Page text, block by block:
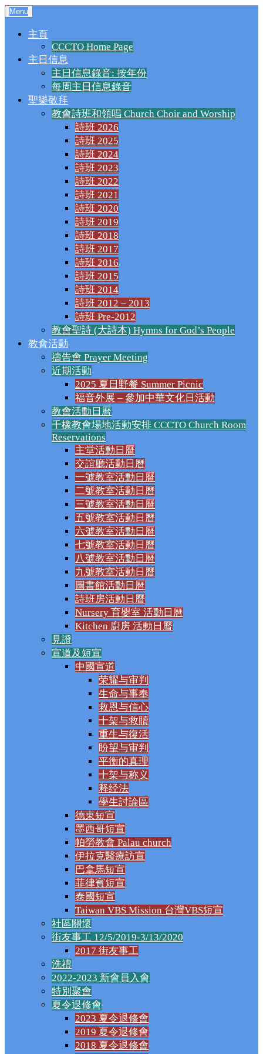
Menu
主頁
CCCTO Home Page
主日信息
主日信息錄音: 按年份
每周主日信息錄音
聖樂敬拜
教會詩班和領唱 Church Choir and Worship
詩班 2026
詩班 2025
詩班 2024
詩班 2023
詩班 2022
詩班 2021
詩班 2020
詩班 2019
詩班 2018
詩班 2017
詩班 2016
詩班 2015
詩班 2014
詩班 2012 – 2013
詩班 Pre-2012
教會聖詩 (大詩本) Hymns for God’s People
教會活動
禱告會 Prayer Meeting
近期活動
2025 夏日野餐 Summer Picnic
福音外展 – 參加中華文化日活動
教會活動日曆
千橡教會場地活動安排 CCCTO Church Room
Reservations
主堂活動日曆
交誼廳活動日曆
一號教室活動日曆
二號教室活動日曆
三號教室活動日曆
五號教室活動日曆
六號教室活動日曆
七號教室活動日曆
八號教室活動日曆
九號教室活動日曆
圖書館活動日曆
詩班房活動日曆
Nursery 育嬰室 活動日曆
Kitchen 廚房 活動日曆
見證
宣道及短宣
中國宣道
荣耀与审判
生命与事奉
救恩与信心
十架与救贖
重生与復活
盼望与审判
平衡的真理
十架与称义
释经法
學生討論區
德東短宣
墨西哥短宣
帕勞教會 Palau church
伊拉克醫療訪宣
巴拿馬短宣
菲律賓短宣
泰國短宣
Taiwan VBS Mission 台灣VBS短宣
社區關懷
街友事工 12/5/2019-3/13/2020
2017 街友事工
洗禮
2022-2023 新會員入會
特別聚會
夏令退修會
2023 夏令退修會
2019 夏令退修會
2018 夏令退修會